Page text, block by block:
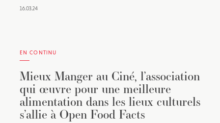
16.03.24
EN CONTINU
Mieux Manger au Ciné, l’association
qui œuvre pour une meilleure
alimentation dans les lieux culturels
s’allie à Open Food Facts